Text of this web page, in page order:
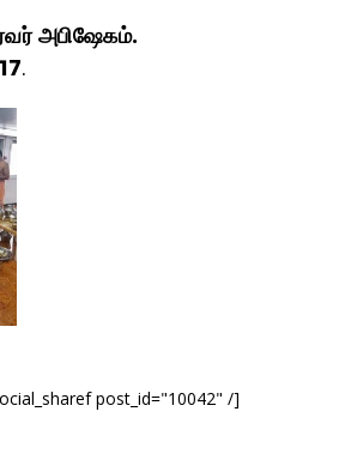
அபிஷேகம்.
.
post_id="10042" /]